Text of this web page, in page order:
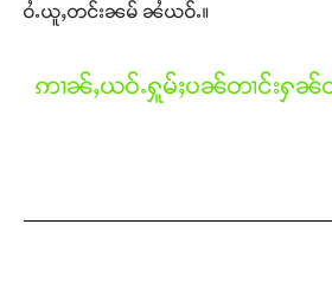
ဝႆႉယူႇတင်းၼမ် ၼႆယဝ်ႉ။
ဢၢၼ်ႇယဝ်ႉႁူမ်ႈပၼ်တၢင်းႁ